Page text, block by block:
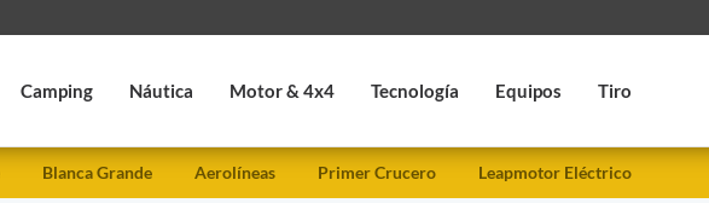
Camping Náutica Motor & 4x4 Tecnología Equipos Tiro
Blanca Grande Aerolíneas Primer Crucero Leapmotor Eléctrico